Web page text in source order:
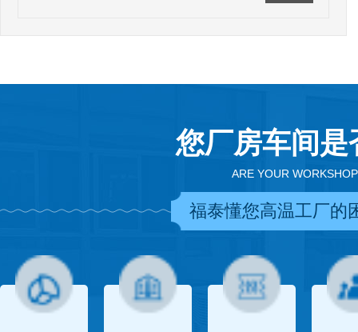
您厂房车间
ARE YOUR
福泰懂您高温工厂的